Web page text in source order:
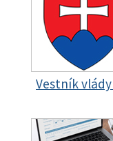
Vestník vlády